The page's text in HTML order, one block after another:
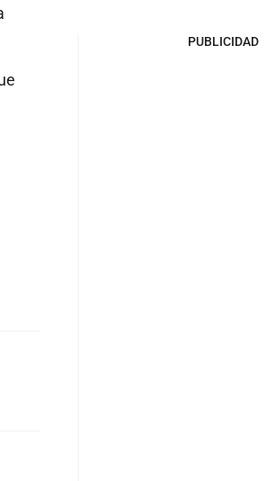
PUBLICIDAD